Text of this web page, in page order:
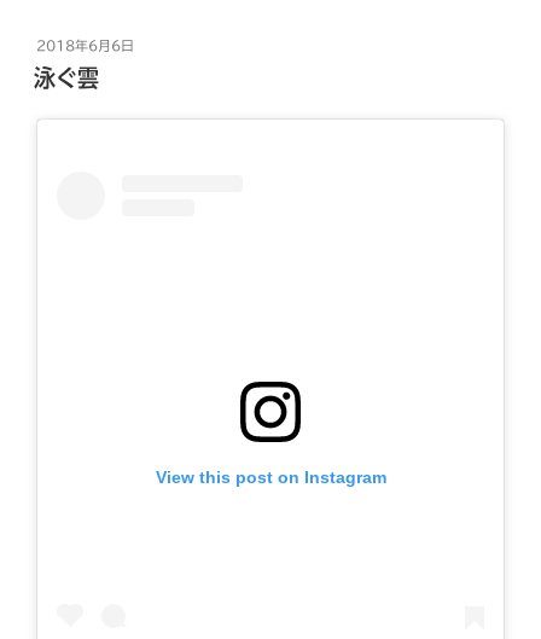
投
稿
日:
2018年6月6日
泳ぐ雲
View this post on Instagram